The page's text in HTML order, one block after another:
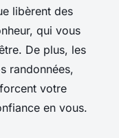
libèrent des
qui vous
De plus, les
randonnées,
votre
en vous.